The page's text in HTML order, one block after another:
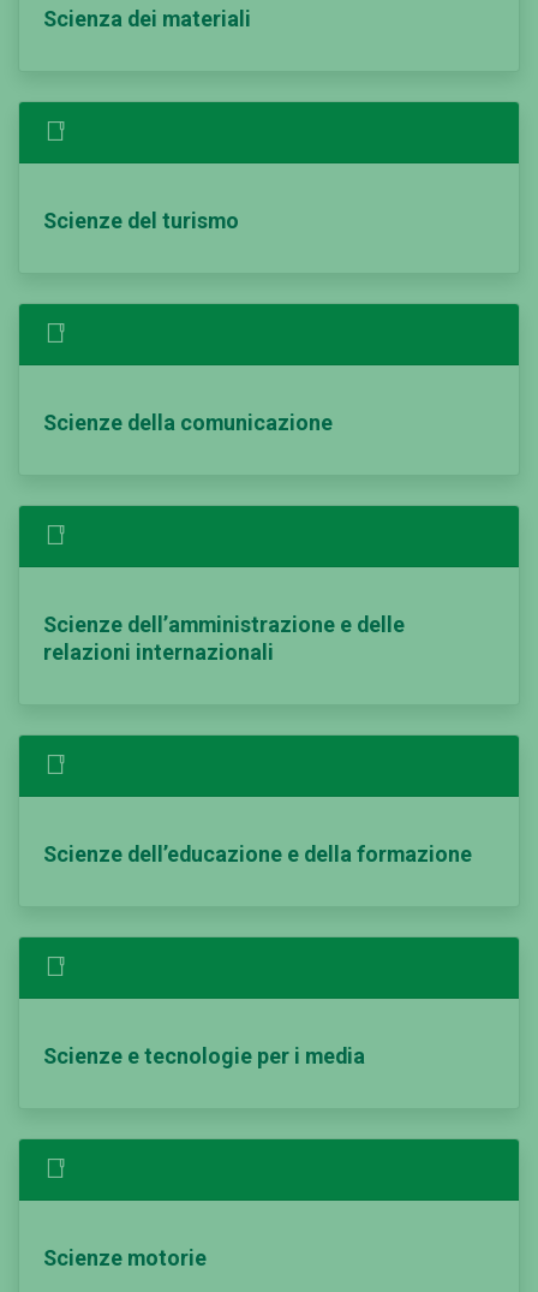
Scienza dei materiali
Scienze del turismo
Scienze della comunicazione
Scienze dell’amministrazione e delle
relazioni internazionali
Scienze dell’educazione e della formazione
Scienze e tecnologie per i media
Scienze motorie